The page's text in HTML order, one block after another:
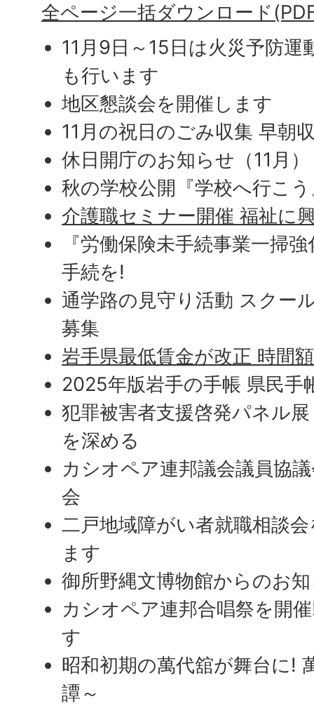
全ページ一括ダウンロード
11月9日～15日は火災予防
も行います
地区懇談会を開催します
11月の祝日のごみ収集 早朝
休日開庁のお知らせ（11月）
秋の学校公開『学校へ行こ
介護職セミナー開催 福祉に
『労働保険未手続事業一掃
手続を!
通学路の見守り活動 スクー
募集
岩手県最低賃金が改正 時間
2025年版岩手の手帳 県民手
犯罪被害者支援啓発パネル
を深める
カシオペア連邦議会議員協
会
二戸地域障がい者就職相談
ます
御所野縄文博物館からのお
カシオペア連邦合唱祭を開
す
昭和初期の萬代舘が舞台に!
譚～